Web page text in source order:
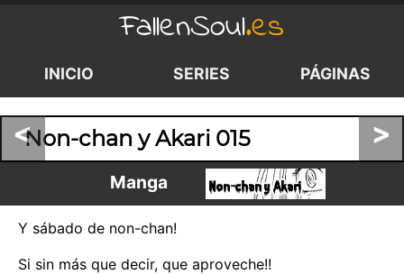
FallenSoul.es
INICIO SERIES PÁGINAS
< >
Non-chan y Akari 015
Manga
Y sábado de non-chan!
Si sin más que decir, que aproveche!!